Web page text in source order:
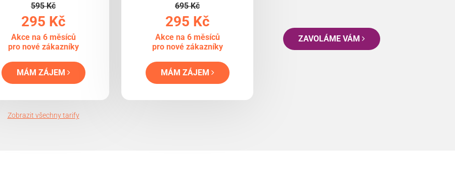
595 Kč
295 Kč
Akce na 6 měsíců
pro nové zákazníky
MÁM ZÁJEM
695 Kč
295 Kč
Akce na 6 měsíců
pro nové zákazníky
MÁM ZÁJEM
ZAVOLÁME VÁM
Zobrazit všechny tarify